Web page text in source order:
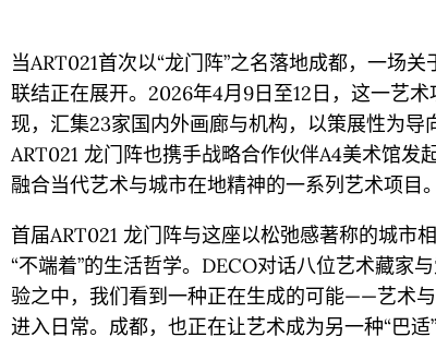
当ART021首次以“龙门阵”之名落地成都，一场
联结正在展开。2026年4月9日至12日，这一艺
现，汇集23家国内外画廊与机构，以策展性为导
ART021 龙门阵也携手战略合作伙伴A4美术馆发
融合当代艺术与城市在地精神的一系列艺术项目。
首届ART021 龙门阵与这座以松弛感著称的城市
“不端着”的生活哲学。DECO对话八位艺术藏家
验之中，我们看到一种正在生成的可能——艺术
进入日常。成都，也正在让艺术成为另一种“巴适”